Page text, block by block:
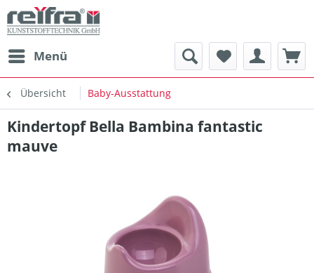
Menü
Übersicht Baby-Ausstattung
Kindertopf Bella Bambina fantastic
mauve